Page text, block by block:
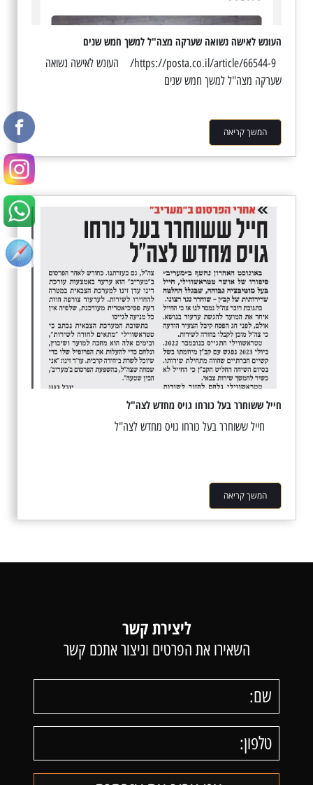
העונש לאישה נשואה שערקה מצה"ל למשך חמש שנים
https://posta.co.il/article/66544-9/ העונש לאישה נשואה
שערקה מצה"ל למשך חמש שנים
המשך קריאה
חייל ששוחרר בעל כורחו גויס מחדש לצה"ל
חייל ששוחרר בעל כורחו גויס מחדש לצה"ל
המשך קריאה
ליצירת קשר
השאירו את הפרטים וניצור אתכם קשר